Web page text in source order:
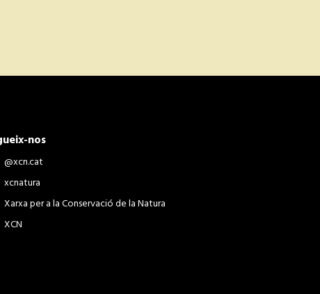
nos
@xcn.cat
xcnatura
Xarxa per a la Conservació de la Natura
XCN